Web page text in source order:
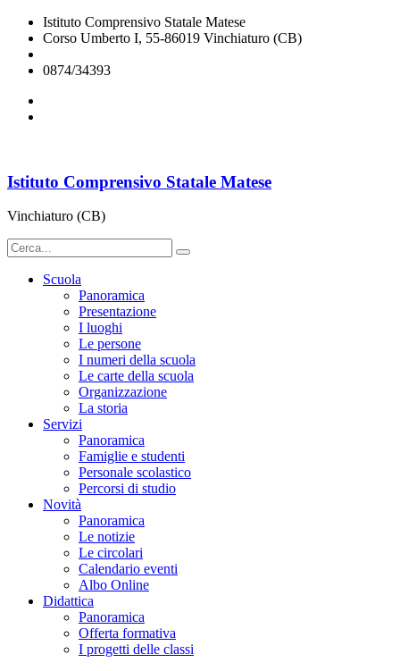
Istituto Comprensivo Statale Matese
Corso Umberto I, 55-86019 Vinchiaturo (CB)
0874/34393
Istituto Comprensivo Statale Matese
Vinchiaturo (CB)
Scuola
Panoramica
Presentazione
I luoghi
Le persone
I numeri della scuola
Le carte della scuola
Organizzazione
La storia
Servizi
Panoramica
Famiglie e studenti
Personale scolastico
Percorsi di studio
Novità
Panoramica
Le notizie
Le circolari
Calendario eventi
Albo Online
Didattica
Panoramica
Offerta formativa
I progetti delle classi